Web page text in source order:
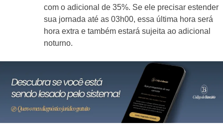
com o adicional de 35%. Se ele precisar estender
sua jornada até as 03h00, essa última hora será
hora extra e também estará sujeita ao adicional
noturno.